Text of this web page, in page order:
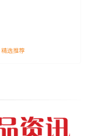
精选推荐